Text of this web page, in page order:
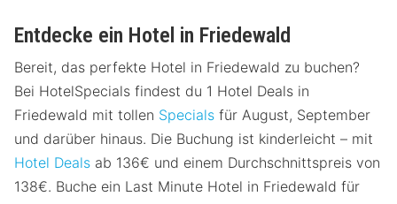
Entdecke ein Hotel in Friedewald
Bereit, das perfekte Hotel in Friedewald zu buchen?
Bei HotelSpecials findest du 1 Hotel Deals in
Friedewald mit tollen Specials für August, September
und darüber hinaus. Die Buchung ist kinderleicht – mit
Hotel Deals ab 136€ und einem Durchschnittspreis von
138€. Buche ein Last Minute Hotel in Friedewald für